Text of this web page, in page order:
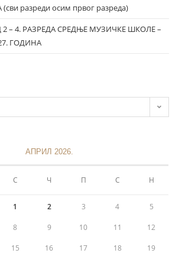
разреди осим првог разреда)
– 4. РАЗРЕДА СРЕДЊЕ МУЗИЧКЕ ШКОЛЕ –
ГОДИНА
АПРИЛ 2026.
С Ч П С Н
1 2 3 4 5
8 9 10 11 12
15 16 17 18 19